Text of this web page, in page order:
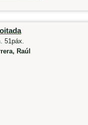
51páx.
Raúl